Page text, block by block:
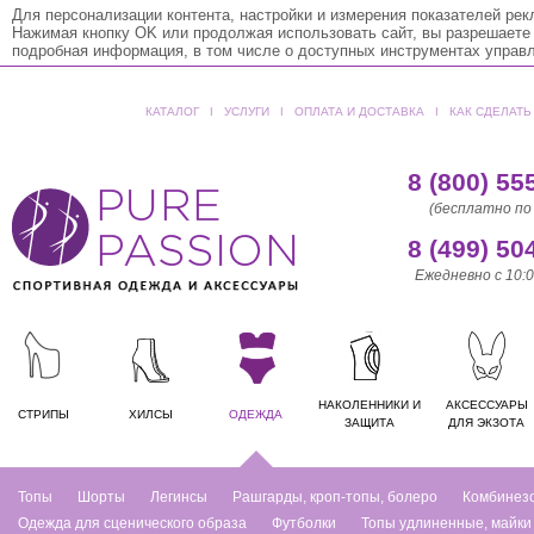
Для персонализации контента, настройки и измерения показателей
Нажимая кнопку OK или продолжая использовать сайт, вы
подробная информация, в том числе о доступных инструментах
КАТАЛОГ ǀ УСЛУГИ ǀ ОПЛАТА И ДОСТАВКА ǀ КАК СДЕЛАТЬ
8 (800)
(бесплатно по
8 (499)
Ежедневно с
СТРИПЫ ХИЛСЫ ОДЕЖДА
НАКОЛЕННИКИ И
ЗАЩИТА
АКСЕССУАРЫ
ДЛЯ ЭКЗОТА
Топы Шорты Легинсы Рашгарды, кроп-топы, болеро
Одежда для сценического образа
Футболки Топы удлиненные, майки